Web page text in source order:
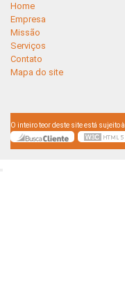
Home
Empresa
Missão
Serviços
Contato
Mapa do site
O inteiro teor deste site está sujeito